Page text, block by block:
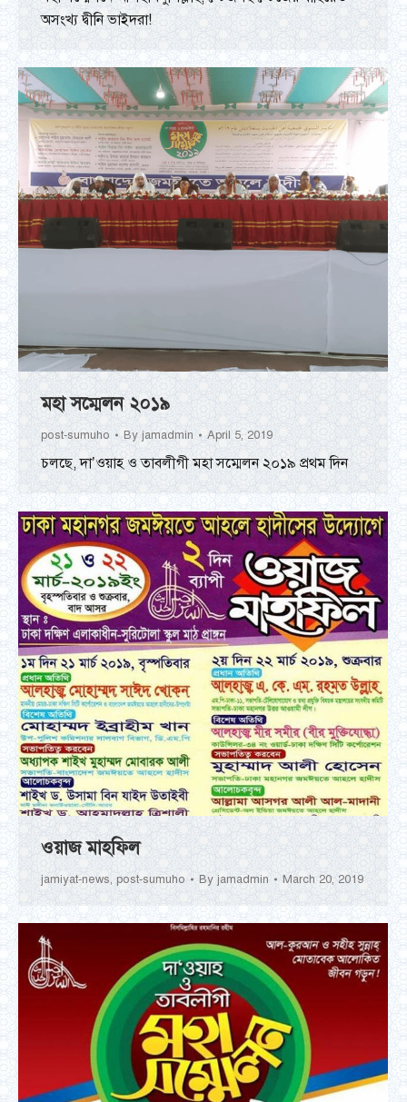
অসংখ্য দ্বীনি ভাইদরা!
মহা সম্মেলন ২০১৯
post-sumuho By jamadmin April 5, 2019
চলছে, দা’ওয়াহ ও তাবলীগী মহা সম্মেলন ২০১৯ প্রথম দিন
ওয়াজ মাহফিল
jamiyat-news, post-sumuho By jamadmin March 20, 2019